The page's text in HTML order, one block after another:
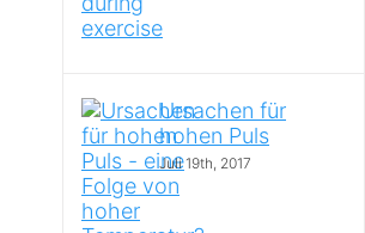
Ursachen für
hohen Puls
Juli 19th, 2017